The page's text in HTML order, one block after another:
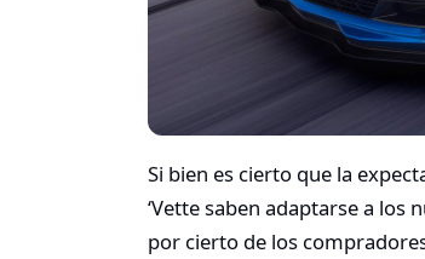
Si bien es cierto que la
‘Vette saben adaptarse a
por cierto de los